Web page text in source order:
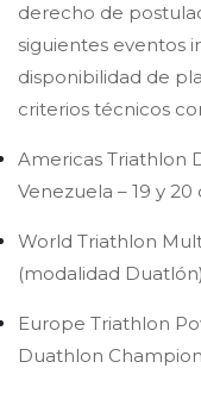
derecho de
siguientes eventos
disponibilidad de
criterios técnicos
Americas Triathlon
Venezuela – 19 y
World Triathlon
(modalidad Duatlón)
Europe Triathlon
Duathlon